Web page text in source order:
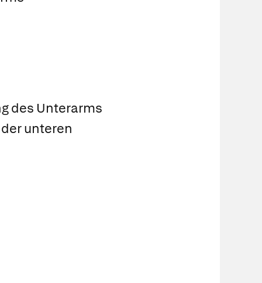
des Unterarms
unteren